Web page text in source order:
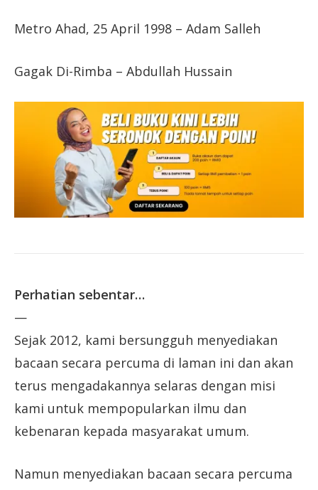
Metro Ahad, 25 April 1998 – Adam Salleh
Gagak Di-Rimba – Abdullah Hussain
Perhatian sebentar…
—
Sejak 2012, kami bersungguh menyediakan
bacaan secara percuma di laman ini dan akan
terus mengadakannya selaras dengan misi
kami untuk mempopularkan ilmu dan
kebenaran kepada masyarakat umum.
Namun menyediakan bacaan secara percuma